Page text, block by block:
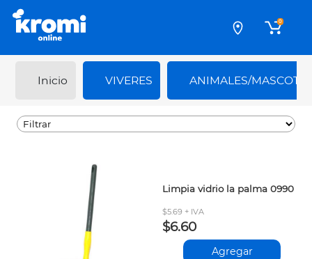
0
Inicio VIVERES ANIMALES/
Limpia vidrio la palma 0990
$5.69 + IVA
$6.60
Agregar